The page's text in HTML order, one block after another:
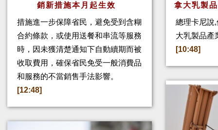
銷新措施本月起生效
措施進一步保障省民，避免受到含糊
合約條款，或使用送餐和串流等服務
時，因未獲清楚通知下自動續期而被
收取費用，確保省民免受一般消費品
和服務的不當銷售手法影響。
[12:48]
拿大乳製
總理卡尼說
大乳製品產
[10:48]